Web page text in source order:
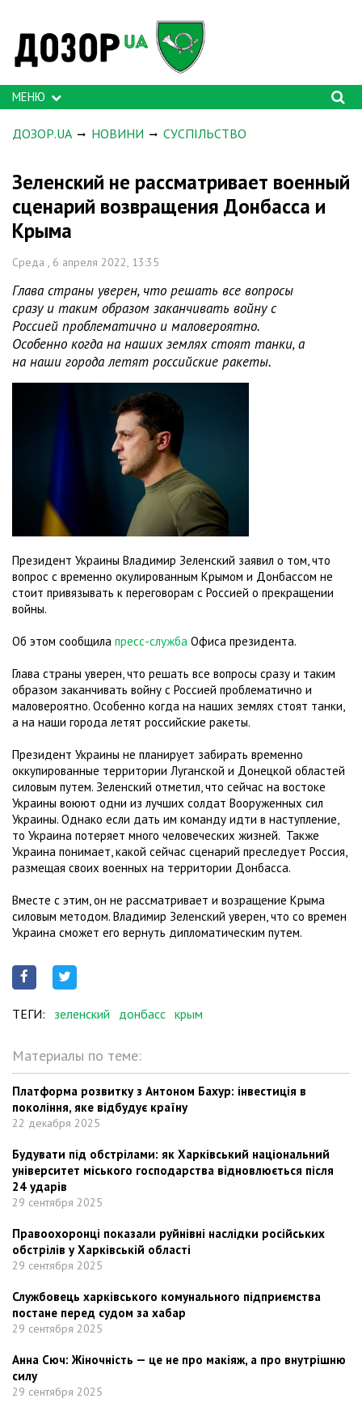
МЕНЮ
ДОЗОР.UA НОВИНИ СУСПІЛЬСТВО
Зеленский не рассматривает военный
сценарий возвращения Донбасса и
Крыма
Среда , 6 апреля 2022, 13:35
Глава страны уверен, что решать все вопросы
сразу и таким образом заканчивать войну с
Россией проблематично и маловероятно.
Особенно когда на наших землях стоят танки, а
на наши города летят российские ракеты.
Президент Украины Владимир Зеленский заявил о том, что
вопрос с временно окулированным Крымом и Донбассом не
стоит привязывать к переговорам с Россией о прекращении
войны.
Об этом сообщила пресс-служба Офиса президента.
Глава страны уверен, что решать все вопросы сразу и таким
образом заканчивать войну с Россией проблематично и
маловероятно. Особенно когда на наших землях стоят танки,
а на наши города летят российские ракеты.
Президент Украины не планирует забирать временно
оккупированные территории Луганской и Донецкой областей
силовым путем. Зеленский отметил, что сейчас на востоке
Украины воюют одни из лучших солдат Вооруженных сил
Украины. Однако если дать им команду идти в наступление,
то Украина потеряет много человеческих жизней. Также
Украина понимает, какой сейчас сценарий преследует Россия,
размещая своих военных на территории Донбасса.
Вместе с этим, он не рассматривает и возращение Крыма
силовым методом. Владимир Зеленский уверен, что со времен
Украина сможет его вернуть дипломатическим путем.
ТЕГИ: зеленский донбасс крым
Материалы по теме:
Платформа розвитку з Антоном Бахур: інвестиція в
покоління, яке відбудує країну
22 декабря 2025
Будувати під обстрілами: як Харківський національний
університет міського господарства відновлюється після
24 ударів
29 сентября 2025
Правоохоронці показали руйнівні наслідки російських
обстрілів у Харківській області
29 сентября 2025
Службовець харківського комунального підприємства
постане перед судом за хабар
29 сентября 2025
Анна Сюч: Жіночність — це не про макіяж, а про внутрішню
силу
29 сентября 2025